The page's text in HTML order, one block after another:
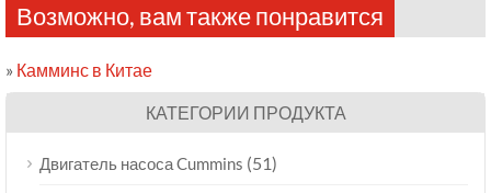
Возможно, вам также понравится
» Камминс в Китае
КАТЕГОРИИ ПРОДУКТА
Двигатель насоса Cummins (51)